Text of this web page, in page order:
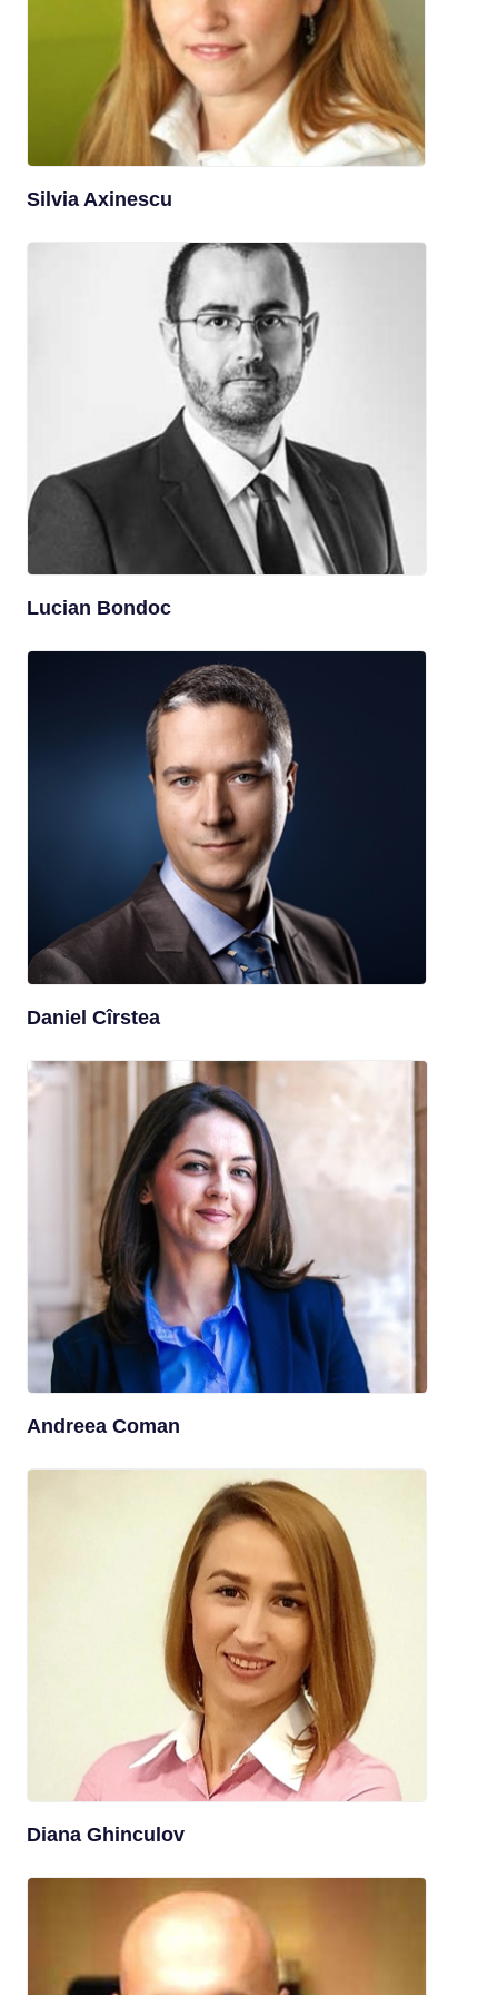
Silvia Axinescu
Lucian Bondoc
Daniel Cîrstea
Andreea Coman
Diana Ghinculov